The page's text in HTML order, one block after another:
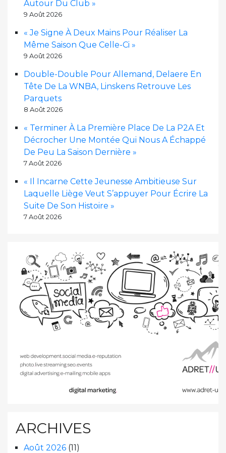
Autour Du Club »
9 Août 2026
« Je Signe À Deux Mains Pour Réaliser La
Même Saison Que Celle-Ci »
9 Août 2026
Double-Double Pour Allemand, Delaere En
Tête De La WNBA, Linskens Retrouve Les
Parquets
8 Août 2026
« Terminer À La Première Place De La P2A Et
Décrocher Une Montée Qui Nous A Échappé
De Peu La Saison Dernière »
7 Août 2026
« Il Incarne Cette Jeunesse Ambitieuse Sur
Laquelle Liège Veut S’appuyer Pour Écrire La
Suite De Son Histoire »
7 Août 2026
ARCHIVES
Août 2026 (11)